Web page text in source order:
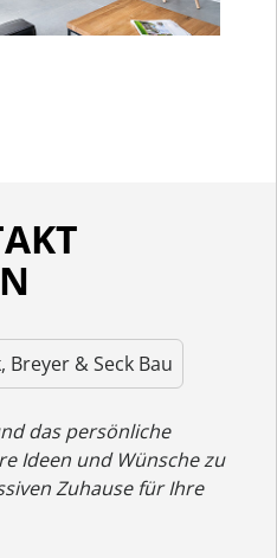
das persönliche
Ideen und Wünsche zu
Zuhause für Ihre